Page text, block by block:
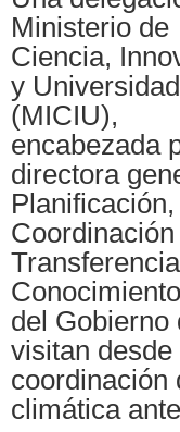
Ministerio de
Ciencia,
y
(MICIU),
encabezada
directora
Planificación,
del Gobierno
visitan
coordinación
climática